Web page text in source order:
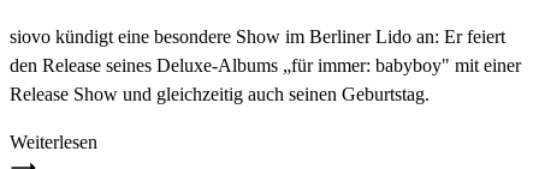
siovo kündigt eine besondere Show im Berliner Lido an: Er feiert
den Release seines Deluxe-Albums „für immer: babyboy" mit einer
Release Show und gleichzeitig auch seinen Geburtstag.
Weiterlesen